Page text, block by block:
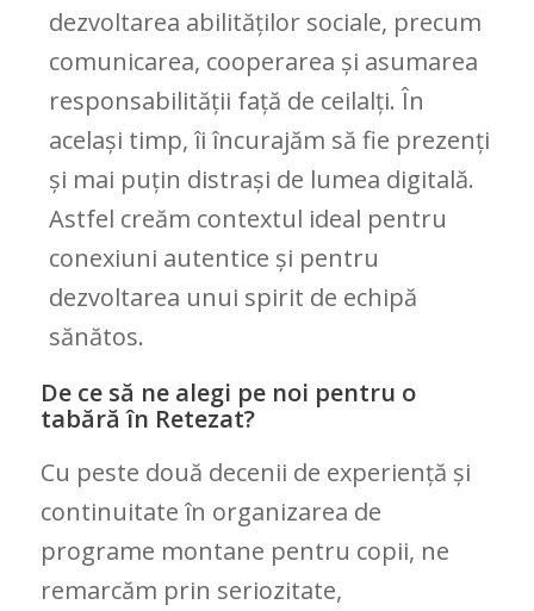
dezvoltarea abilităților sociale, precum
comunicarea, cooperarea și asumarea
responsabilității față de ceilalți. În
același timp, îi încurajăm să fie prezenți
și mai puțin distrași de lumea digitală.
Astfel creăm contextul ideal pentru
conexiuni autentice și pentru
dezvoltarea unui spirit de echipă
sănătos.
De ce să ne alegi pe noi pentru o
tabără în Retezat?
Cu peste două decenii de experiență și
continuitate în organizarea de
programe montane pentru copii, ne
remarcăm prin seriozitate,